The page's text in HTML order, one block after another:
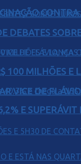
VICE DE
DEBATES
100 MILHÕES E
E